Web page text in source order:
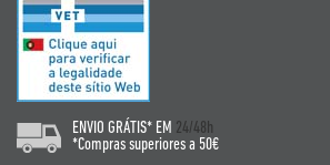
ENVIO GRÁTIS* EM 24/48h
*Compras superiores a 50€